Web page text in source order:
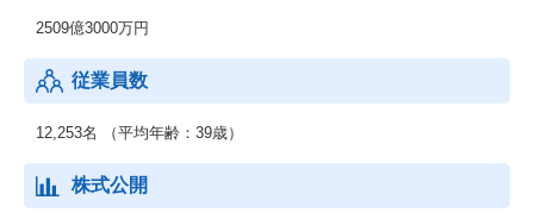
2509億3000万円
従業員数
12,253名 （平均年齢：39歳）
株式公開